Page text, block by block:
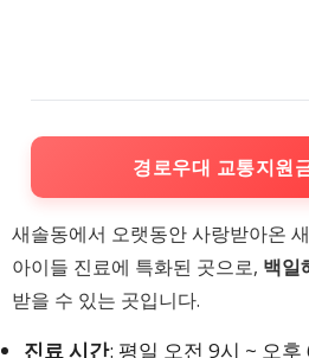
경로우대 교통지원
새솔동에서 오랫동안 사랑받아온
아이들 진료에 특화된 곳으로, 백일
받을 수 있는 곳입니다.
진료 시간: 평일 오전 9시 ~ 오